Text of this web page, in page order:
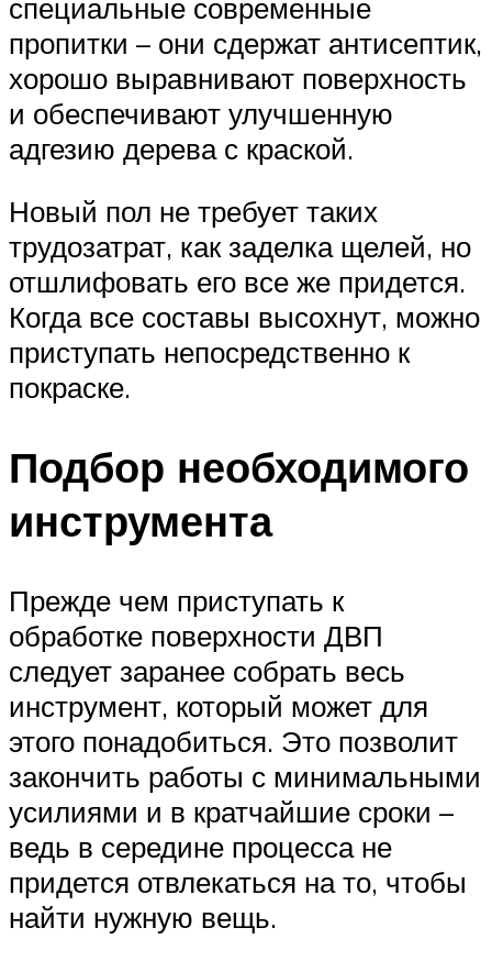
специальные современные
пропитки – они сдержат антисептик,
хорошо выравнивают поверхность
и обеспечивают улучшенную
адгезию дерева с краской.
Новый пол не требует таких
трудозатрат, как заделка щелей, но
отшлифовать его все же придется.
Когда все составы высохнут, можно
приступать непосредственно к
покраске.
Подбор необходимого
инструмента
Прежде чем приступать к
обработке поверхности ДВП
следует заранее собрать весь
инструмент, который может для
этого понадобиться. Это позволит
закончить работы с минимальными
усилиями и в кратчайшие сроки –
ведь в середине процесса не
придется отвлекаться на то, чтобы
найти нужную вещь.